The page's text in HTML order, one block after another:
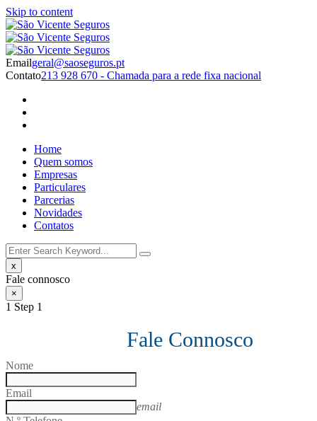
Skip to content
Emailgeral@saoseguros.pt
Contato213 928 670 - Chamada para a rede fixa nacional
Home
Quem somos
Empresas
Particulares
Parcerias
Novidades
Contatos
x
Fale connosco
×
1 Step 1
Fale Connosco
Nome
Email
email